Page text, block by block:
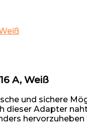
A, Weiß
und sichere
Adapter